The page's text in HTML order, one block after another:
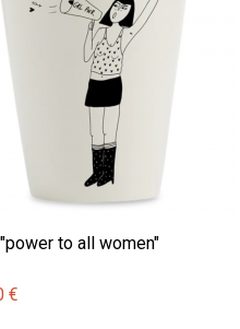
to all women"
€